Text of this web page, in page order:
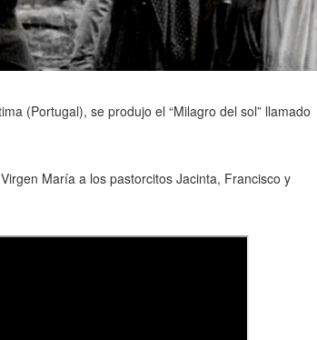
(Portugal), se produjo el “Milagro del sol” llamado
María a los pastorcitos Jacinta, Francisco y